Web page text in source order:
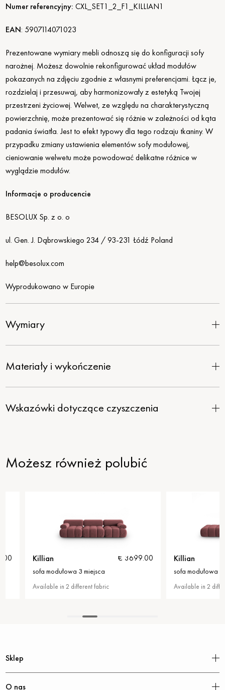
Numer referencyjny: CXL_SET1_2_F1_KILLIAN1
EAN: 5907114071023
Prezentowane wymiary mebli odnoszą się do konfiguracji sofy
narożnej. Możesz dowolnie rekonfigurować układ modułów
pokazanych na zdjęciu zgodnie z własnymi preferencjami. Łącz je,
rozdzielaj i przesuwaj, aby harmonizowały z estetyką Twojej
przestrzeni życiowej. Welwet, ze względu na charakterystyczną
powierzchnię, może prezentować się różnie w zależności od kąta
padania światła. Jest to efekt typowy dla tego rodzaju tkaniny. W
przypadku zmiany ustawienia elementów sofy modułowej,
cieniowanie welwetu może powodować delikatne różnice w
wyglądzie modułów.
Informacje o producencie
BESOLUX Sp. z o. o
ul. Gen. J. Dąbrowskiego 234 / 93-231 Łódź Poland
help@besolux.com
Wyprodukowano w Europie
Wymiary
Materiały i wykończenie
Wskazówki dotyczące czyszczenia
Możesz również polubić
Killian € 3699.00
sofa modułowa 3 miejsca
Available in 2 different fabric
Killian
sofa modułowa 4
Available in 2 different
Sklep
O nas